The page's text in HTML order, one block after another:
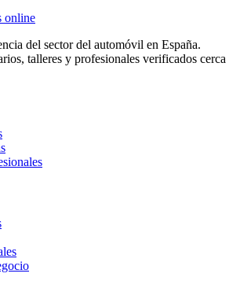
online
del sector del automóvil en España.
talleres y profesionales verificados cerca